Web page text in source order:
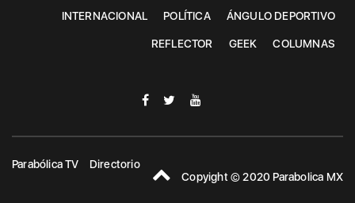
INTERNACIONAL POLÍTICA ÁNGULO DEPORTIVO
REFLECTOR GEEK COLUMNAS
Parabólica TV
Directorio
Copyight © 2020 Parabolica MX